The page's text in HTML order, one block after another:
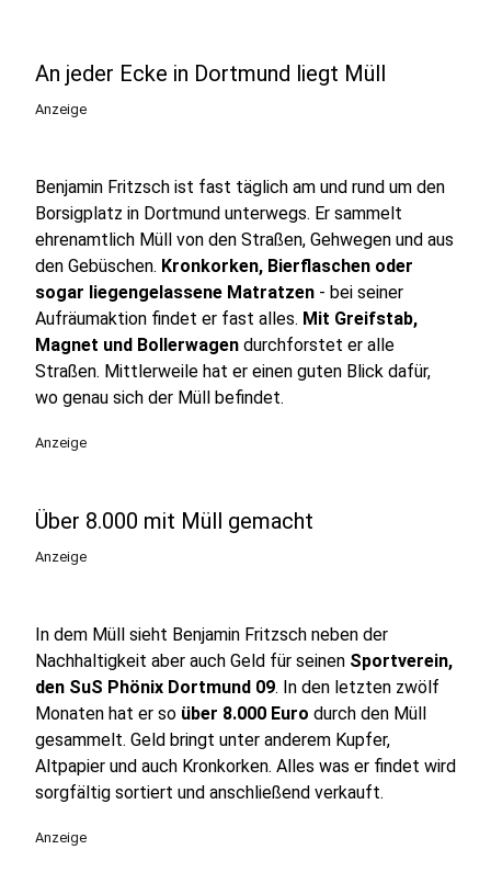
An jeder Ecke in Dortmund liegt Müll
Anzeige
Benjamin Fritzsch ist fast täglich am und rund um den
Borsigplatz in Dortmund unterwegs. Er sammelt
ehrenamtlich Müll von den Straßen, Gehwegen und aus
den Gebüschen. Kronkorken, Bierflaschen oder
sogar liegengelassene Matratzen - bei seiner
Aufräumaktion findet er fast alles. Mit Greifstab,
Magnet und Bollerwagen durchforstet er alle
Straßen. Mittlerweile hat er einen guten Blick dafür,
wo genau sich der Müll befindet.
Anzeige
Über 8.000 mit Müll gemacht
Anzeige
In dem Müll sieht Benjamin Fritzsch neben der
Nachhaltigkeit aber auch Geld für seinen Sportverein,
den SuS Phönix Dortmund 09. In den letzten zwölf
Monaten hat er so über 8.000 Euro durch den Müll
gesammelt. Geld bringt unter anderem Kupfer,
Altpapier und auch Kronkorken. Alles was er findet wird
sorgfältig sortiert und anschließend verkauft.
Anzeige